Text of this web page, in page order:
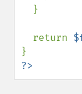
  return
?>